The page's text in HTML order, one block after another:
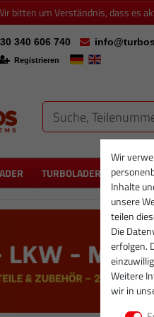
bitten um Verständnis, dass es
340 606 740
Registrieren
TURBOLADER NEU
Wir
Inhalte
unsere
teilen
Die
erfolgen.
Weitere
wir in